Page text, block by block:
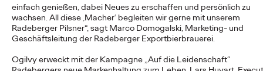
einfach genießen, dabei Neues zu erschaffen und persönlich zu
wachsen. All diese ‚Macher‘ begleiten wir gerne mit unserem
Radeberger Pilsner“, sagt Marco Domogalski, Marketing- und
Geschäftsleitung der Radeberger Exportbierbrauerei.
Ogilvy erweckt mit der Kampagne „Auf die Leidenschaft“
Hall sowie die Ogilvy Group-Agenturen Ogilvy und Social.Lab
die #MakeItReal-Kampagne fort.…
More→